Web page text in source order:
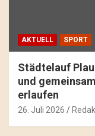
AKTUELL SPORT
Städtelauf
und
erlaufen
26. Juli 2026